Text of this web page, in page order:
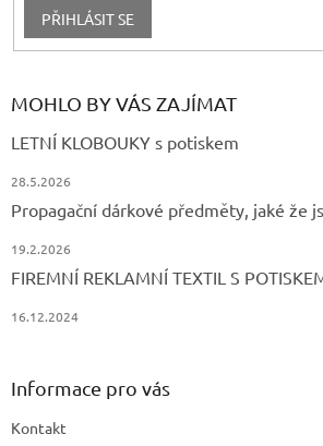
PŘIHLÁSIT SE
MOHLO BY VÁS ZAJÍMAT
LETNÍ KLOBOUKY s potiskem
28.5.2026
Propagační dárkové předměty, jaké že
19.2.2026
FIREMNÍ REKLAMNÍ TEXTIL S
16.12.2024
Informace pro vás
Kontakt